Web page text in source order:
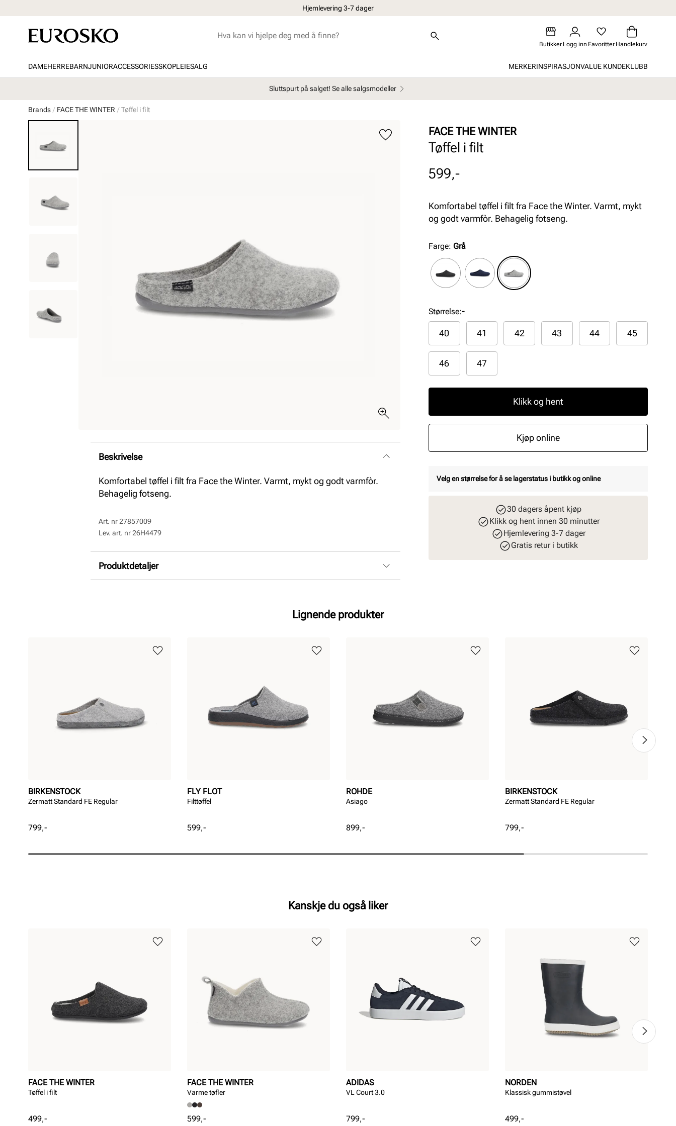
Hjemlevering 3-7 dager
Butikker Logg inn Favoritter Handlekurv
DAMEHERREBARNJUNIORACCESSORIESSKOPLEIESALG MERKERINSPIRASJONVALUE KUNDEKLUBB
Sluttspurt på salget! Se alle salgsmodeller
Brands FACE THE WINTER Tøffel i filt
Beskrivelse
Komfortabel tøffel i filt fra Face the Winter. Varmt, mykt og godt varmfòr.
Behagelig fotseng.
Art. nr27857009
Lev. art. nr26H4479
Produktdetaljer
FACE THE WINTER
Tøffel i filt
Pris
599,-
Komfortabel tøffel i filt fra Face the Winter. Varmt, mykt
og godt varmfòr. Behagelig fotseng.
Farge: Grå
Størrelse:-
40 41 42 43 44 45
46 47
Klikk og hent
Kjøp online
Velg en størrelse for å se lagerstatus i butikk og online
30 dagers åpent kjøp
Klikk og hent innen 30 minutter
Hjemlevering 3-7 dager
Gratis retur i butikk
Lignende produkter
BIRKENSTOCK
Zermatt Standard FE Regular
Pris
799,-
FLY FLOT
Filttøffel
Pris
599,-
ROHDE
Asiago
Pris
899,-
BIRKENSTOCK
Zermatt Standard FE Regular
Pris
799,-
Kanskje du også liker
FACE THE WINTER
Tøffel i filt
Pris
499,-
FACE THE WINTER
Varme tøfler
Pris
599,-
ADIDAS
VL Court 3.0
Pris
799,-
NORDEN
Klassisk gummistøvel
Pris
499,-